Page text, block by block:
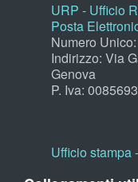
URP - Ufficio
Posta
Numero
Indirizzo: Via
Genova
P. Iva:
Ufficio stampa